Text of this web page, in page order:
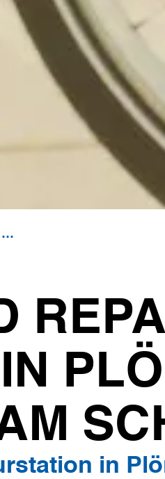
Fahrrad Reparatur Station in Plön bei der Schule am Schiffsthal
in